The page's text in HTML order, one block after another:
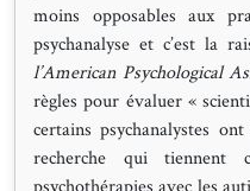
moins opposables aux
psychanalyse et c’est la
l’American Psychological
règles pour évaluer «
certains psychanalystes
recherche qui tiennent